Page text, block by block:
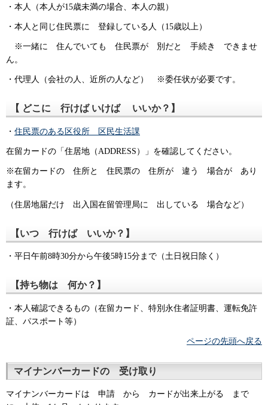
・本人（本人が15歳未満の場合、本人の親）
・本人と同じ住民票に 登録している人（15歳以上）
※一緒に 住んでいても 住民票が 別だと 手続き できませ
ん。
・代理人（会社の人、近所の人など） ※委任状が必要です。
【 どこに 行けば いけば いいか？】
・ 住民票のある区役所 区民生活課
在留カードの「住居地（ADDRESS）」を確認してください。
※在留カードの 住所と 住民票の 住所が 違う 場合が あり
ます。
（住居地届だけ 出入国在留管理局に 出している 場合など）
【いつ 行けば いいか？】
・平日午前8時30分から午後5時15分まで（土日祝日除く）
【持ち物は 何か？】
・本人確認できるもの（在留カード、特別永住者証明書、運転免許
証、パスポート等）
ページの先頭へ戻る
マイナンバーカードの 受け取り
マイナンバーカードは 申請 から カードが出来上がる まで